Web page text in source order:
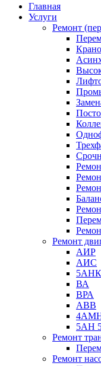
Главная
Услуги
Ремонт
Ремонт
АИР
АИС
5АНК
ВА
ВРА
ABB
5АН
Ремонт
Ремонт